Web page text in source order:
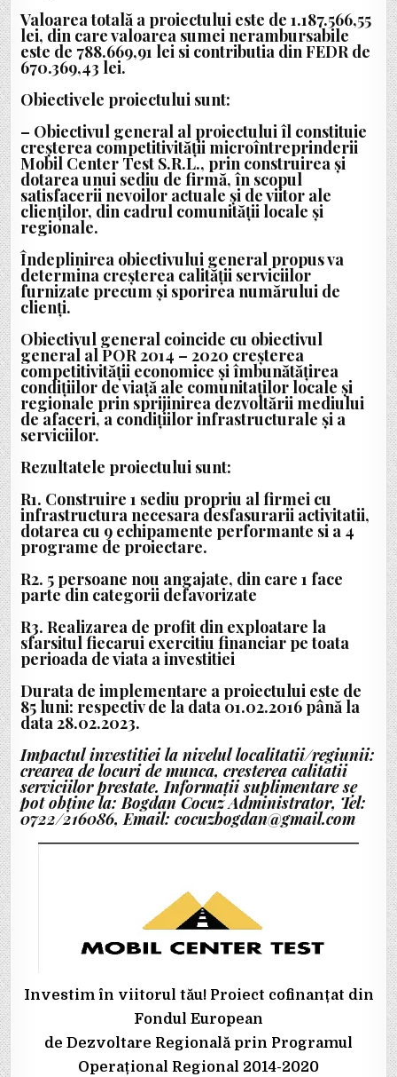
Valoarea totală a proiectului este de 1.187.566,55
lei, din care valoarea sumei nerambursabile
este de 788.669,91 lei si contributia din FEDR de
670.369,43 lei.
Obiectivele proiectului sunt:
– Obiectivul general al proiectului îl constituie
creșterea competitivității microîntreprinderii
Mobil Center Test S.R.L., prin construirea și
dotarea unui sediu de firmă, în scopul
satisfacerii nevoilor actuale și de viitor ale
clienților, din cadrul comunității locale și
regionale.
Îndeplinirea obiectivului general propus va
determina creșterea calității serviciilor
furnizate precum și sporirea numărului de
clienți.
Obiectivul general coincide cu obiectivul
general al POR 2014 – 2020 creșterea
competitivității economice și îmbunătățirea
condițiilor de viață ale comunitaților locale și
regionale prin sprijinirea dezvoltării mediului
de afaceri, a condițiilor infrastructurale și a
serviciilor.
Rezultatele proiectului sunt:
R1. Construire 1 sediu propriu al firmei cu
infrastructura necesara desfasurarii activitatii,
dotarea cu 9 echipamente performante si a 4
programe de proiectare.
R2. 5 persoane nou angajate, din care 1 face
parte din categorii defavorizate
R3. Realizarea de profit din exploatare la
sfarsitul fiecarui exercitiu financiar pe toata
perioada de viata a investitiei
Durata de implementare a proiectului este de
85 luni: respectiv de la data 01.02.2016 până la
data 28.02.2023.
Impactul investitiei la nivelul localitatii/regiunii:
crearea de locuri de munca, cresterea calitatii
serviciilor prestate.Informaţii suplimentare se
pot obţine la: Bogdan Cocuz Administrator, Tel:
0722/216086, Email: cocuzbogdan@gmail.com
Investim în viitorul tău! Proiect cofinanțat din
Fondul European
de Dezvoltare Regională prin Programul
Operațional Regional 2014-2020